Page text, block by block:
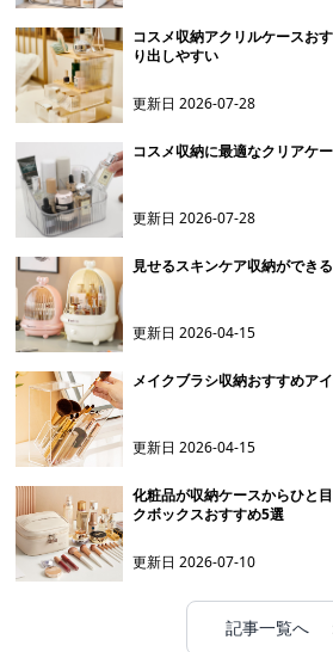
コスメ収納アクリルケースお
り出しやすい
更新日2026-07-28
コスメ収納に最適なクリアケ
更新日2026-07-28
見せるスキンケア収納ができ
更新日2026-04-15
メイクブラシ収納おすすめア
更新日2026-04-15
化粧品が収納ケースからひと
クボックスおすすめ5選
更新日2026-07-10
記事一覧へ